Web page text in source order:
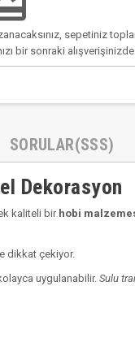
sepetiniz
bir sonraki
SORULAR(SSS)
Dekorasyon
kaliteli bir hobi
dikkat çekiyor.
uygulanabilir. Sulu